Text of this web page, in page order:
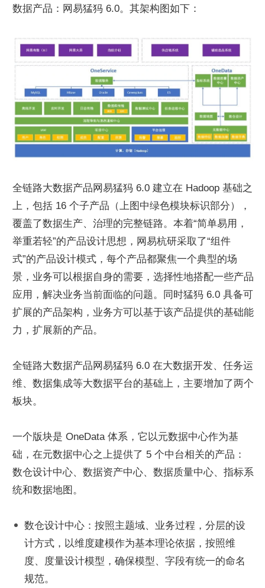
数据产品：网易猛犸 6.0。其架构图如下：
全链路大数据产品网易猛犸 6.0 建立在 Hadoop 基础之
上，包括 16 个子产品（上图中绿色模块标识部分），
覆盖了数据生产、治理的完整链路。本着“简单易用，
举重若轻”的产品设计思想，网易杭研采取了“组件
式”的产品设计模式，每个产品都聚焦一个典型的场
景，业务可以根据自身的需要，选择性地搭配一些产品
应用，解决业务当前面临的问题。同时猛犸 6.0 具备可
扩展的产品架构，业务方可以基于该产品提供的基础能
力，扩展新的产品。
全链路大数据产品网易猛犸 6.0 在大数据开发、任务运
维、数据集成等大数据平台的基础上，主要增加了两个
板块。
一个版块是 OneData 体系，它以元数据中心作为基
础，在元数据中心之上提供了 5 个中台相关的产品：
数仓设计中心、数据资产中心、数据质量中心、指标系
统和数据地图。
数仓设计中心：按照主题域、业务过程，分层的设
计方式，以维度建模作为基本理论依据，按照维
度、度量设计模型，确保模型、字段有统一的命名
规范。